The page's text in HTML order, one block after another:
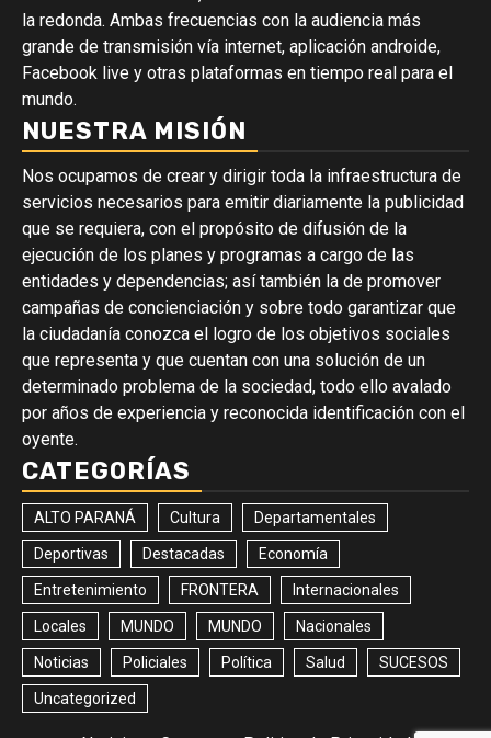
la redonda. Ambas frecuencias con la audiencia más
grande de transmisión vía internet, aplicación androide,
Facebook live y otras plataformas en tiempo real para el
mundo.
NUESTRA MISIÓN
Nos ocupamos de crear y dirigir toda la infraestructura de
servicios necesarios para emitir diariamente la publicidad
que se requiera, con el propósito de difusión de la
ejecución de los planes y programas a cargo de las
entidades y dependencias; así también la de promover
campañas de concienciación y sobre todo garantizar que
la ciudadanía conozca el logro de los objetivos sociales
que representa y que cuentan con una solución de un
determinado problema de la sociedad, todo ello avalado
por años de experiencia y reconocida identificación con el
oyente.
CATEGORÍAS
ALTO PARANÁ Cultura Departamentales
Deportivas Destacadas Economía
Entretenimiento FRONTERA Internacionales
Locales MUNDO MUNDO Nacionales
Noticias Policiales Política Salud SUCESOS
Uncategorized